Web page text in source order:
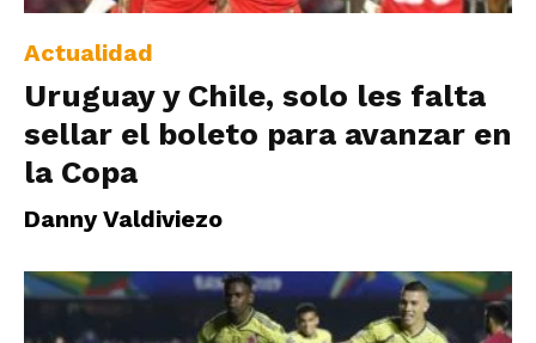
Actualidad
Uruguay y Chile, solo les falta
sellar el boleto para avanzar en
la Copa
Danny Valdiviezo